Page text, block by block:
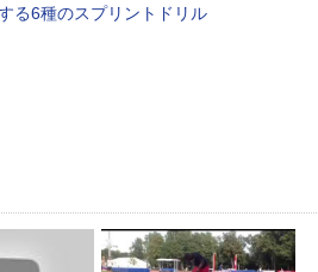
る6種のスプリントドリル